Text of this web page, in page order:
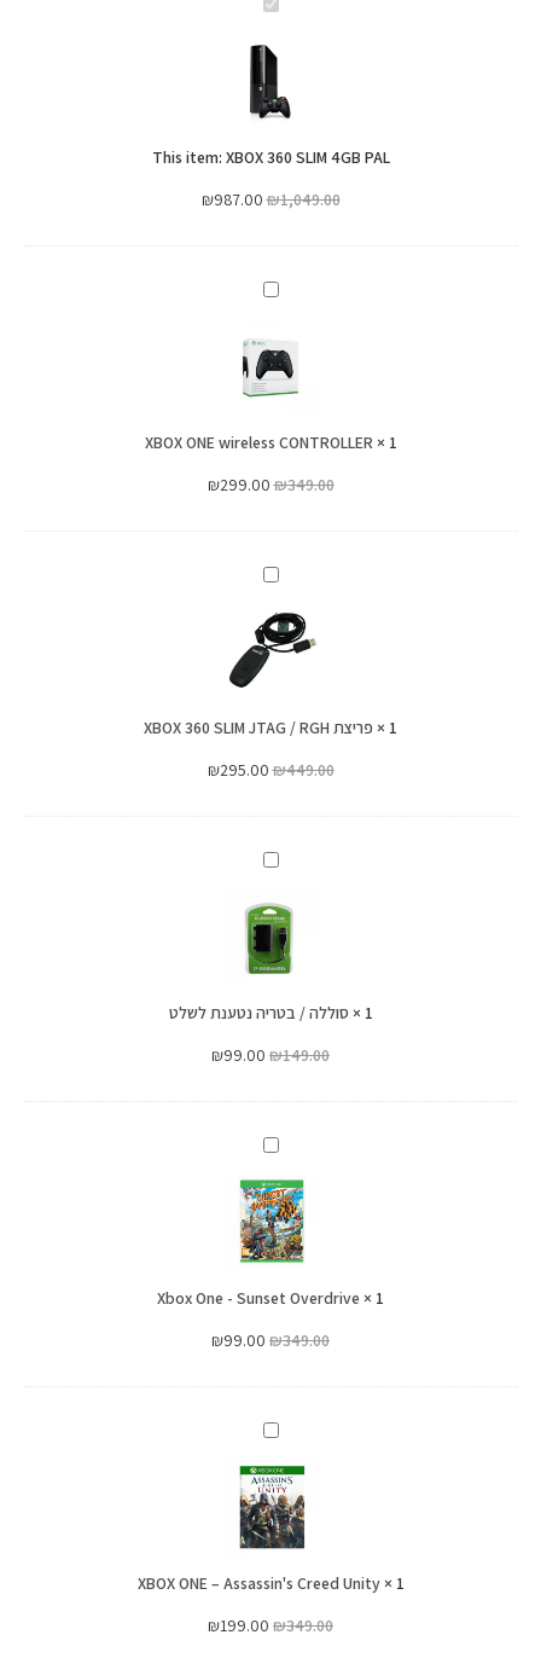
XBOX
SLIM
4GB
This item: XBOX 360 SLIM 4GB PAL
₪1,049.00
₪987.00
XBOX
wireless
CONTROLLER
1
×
XBOX ONE wireless CONTROLLER
₪349.00
₪299.00
פריצת
360
SLIM
/
1
× פריצת XBOX 360 SLIM JTAG / RGH
₪449.00
₪295.00
סוללה
בטריה
נטענת
1
× סוללה / בטריה נטענת לשלט
₪149.00
₪99.00
Xbox
One
-
Sunset
Overdrive
1
×
Xbox One - Sunset Overdrive
₪349.00
₪99.00
XBOX
ONE
–
Assassin's
Creed
Unity
1
×
XBOX ONE – Assassin's Creed Unity
₪349.00
₪199.00